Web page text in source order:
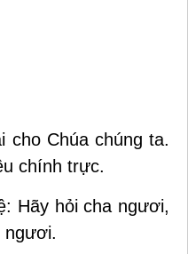
cho Chúa chúng ta.
chính trực.
Hãy hỏi cha ngươi,
ngươi.